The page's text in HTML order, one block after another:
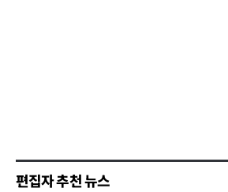
편집자 추천 뉴스